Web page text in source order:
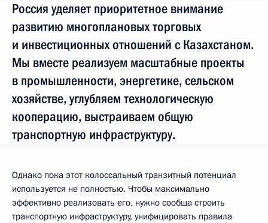
Россия уделяет приоритетное внимание
развитию многоплановых торговых
и инвестиционных отношений с Казахстаном.
Мы вместе реализуем масштабные проекты
в промышленности, энергетике, сельском
хозяйстве, углубляем технологическую
кооперацию, выстраиваем общую
транспортную инфраструктуру.
Однако пока этот колоссальный транзитный потенциал
используется не полностью. Чтобы максимально
эффективно реализовать его, нужно сообща строить
транспортную инфраструктуру, унифицировать правила